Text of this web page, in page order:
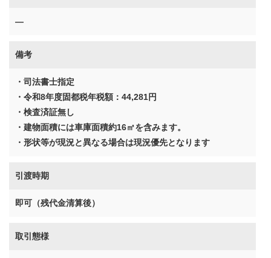
―
備考
・司法書士指定
・令和8年度固都税年税額：44,281円
・検査済証無し
・建物面積には車庫面積約16㎡を含みます。
・形状等が現況と異なる場合は現況優先となります
引渡時期
即可（残代金清算後）
取引態様